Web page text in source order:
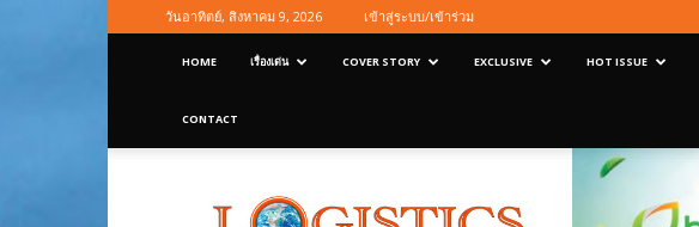
วันอาทิตย์, สิงหาคม 9, 2026 เข้าสู่ระบบ/เข้าร่วม
HOME เรื่องเด่น COVER STORY EXCLUSIVE HOT ISSUE
CONTACT
Magazine